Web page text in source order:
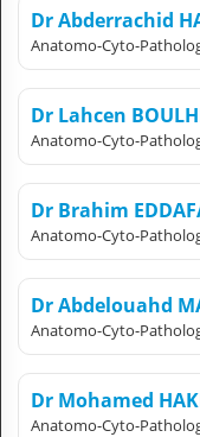
Dr Abderrachid
Anatomo-Cyto-
Dr Lahcen
Anatomo-Cyto-
Dr Brahim
Anatomo-Cyto-
Dr Abdelouahd
Anatomo-Cyto-
Dr Mohamed
Anatomo-Cyto-